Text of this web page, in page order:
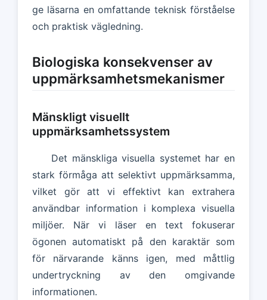
ge läsarna en omfattande teknisk förståelse
och praktisk vägledning.
Biologiska konsekvenser av
uppmärksamhetsmekanismer
Mänskligt visuellt
uppmärksamhetssystem
Det mänskliga visuella systemet har en
stark förmåga att selektivt uppmärksamma,
vilket gör att vi effektivt kan extrahera
användbar information i komplexa visuella
miljöer. När vi läser en text fokuserar
ögonen automatiskt på den karaktär som
för närvarande känns igen, med måttlig
undertryckning av den omgivande
informationen.